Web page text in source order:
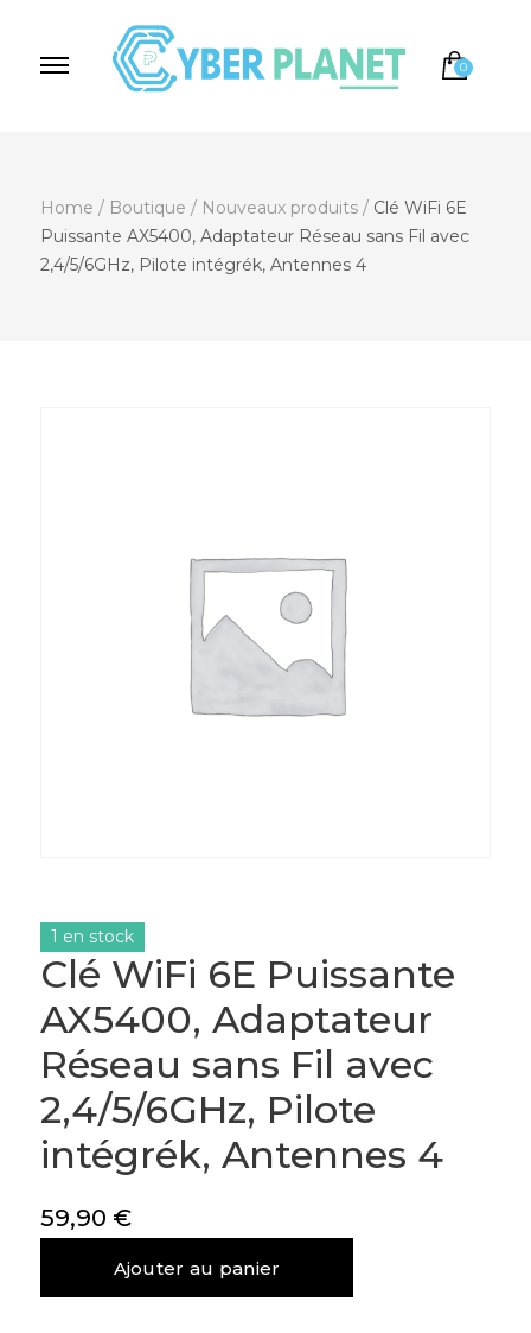
0
Home / Boutique / Nouveaux produits / Clé WiFi 6E
Puissante AX5400, Adaptateur Réseau sans Fil avec
2,4/5/6GHz, Pilote intégrék, Antennes 4
Clé WiFi 6E Puissante
AX5400, Adaptateur
Réseau sans Fil avec
2,4/5/6GHz, Pilote
intégrék, Antennes 4
59,90 €
1 en stock
Ajouter au panier